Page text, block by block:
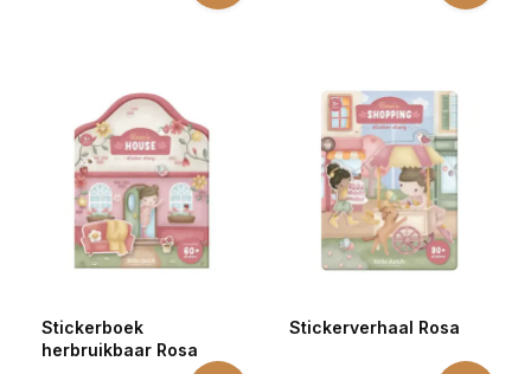
Stickerboek
herbruikbaar Rosa
Stickerverhaal Rosa